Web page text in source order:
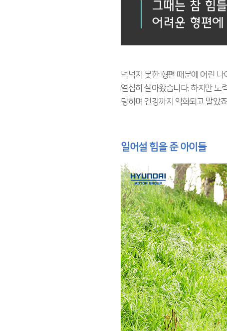
넉넉지 못한 형편 때문에 어린
열심히 살아왔습니다. 하지만 노
당하며 건강까지 악화되고 말았
일어설 힘을 준 아이들